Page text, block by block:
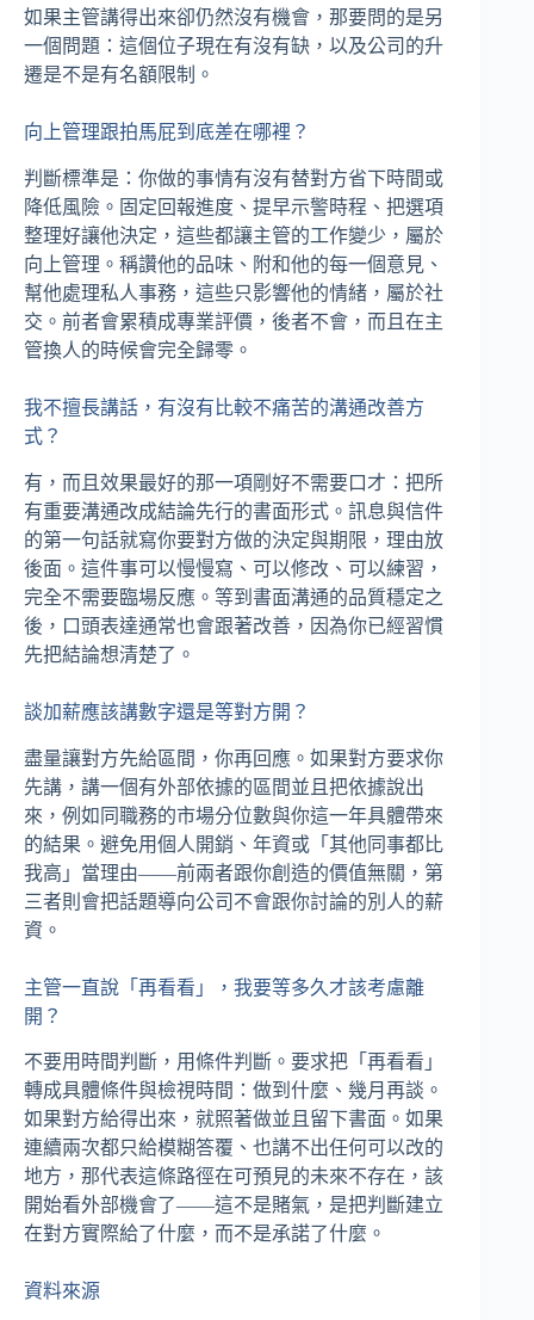
如果主管講得出來卻仍然沒有機會，那要問的是另
一個問題：這個位子現在有沒有缺，以及公司的升
遷是不是有名額限制。
向上管理跟拍馬屁到底差在哪裡？
判斷標準是：你做的事情有沒有替對方省下時間或
降低風險。固定回報進度、提早示警時程、把選項
整理好讓他決定，這些都讓主管的工作變少，屬於
向上管理。稱讚他的品味、附和他的每一個意見、
幫他處理私人事務，這些只影響他的情緒，屬於社
交。前者會累積成專業評價，後者不會，而且在主
管換人的時候會完全歸零。
我不擅長講話，有沒有比較不痛苦的溝通改善方
式？
有，而且效果最好的那一項剛好不需要口才：把所
有重要溝通改成結論先行的書面形式。訊息與信件
的第一句話就寫你要對方做的決定與期限，理由放
後面。這件事可以慢慢寫、可以修改、可以練習，
完全不需要臨場反應。等到書面溝通的品質穩定之
後，口頭表達通常也會跟著改善，因為你已經習慣
先把結論想清楚了。
談加薪應該講數字還是等對方開？
盡量讓對方先給區間，你再回應。如果對方要求你
先講，講一個有外部依據的區間並且把依據說出
來，例如同職務的市場分位數與你這一年具體帶來
的結果。避免用個人開銷、年資或「其他同事都比
我高」當理由——前兩者跟你創造的價值無關，第
三者則會把話題導向公司不會跟你討論的別人的薪
資。
主管一直說「再看看」，我要等多久才該考慮離
開？
不要用時間判斷，用條件判斷。要求把「再看看」
轉成具體條件與檢視時間：做到什麼、幾月再談。
如果對方給得出來，就照著做並且留下書面。如果
連續兩次都只給模糊答覆、也講不出任何可以改的
地方，那代表這條路徑在可預見的未來不存在，該
開始看外部機會了——這不是賭氣，是把判斷建立
在對方實際給了什麼，而不是承諾了什麼。
資料來源